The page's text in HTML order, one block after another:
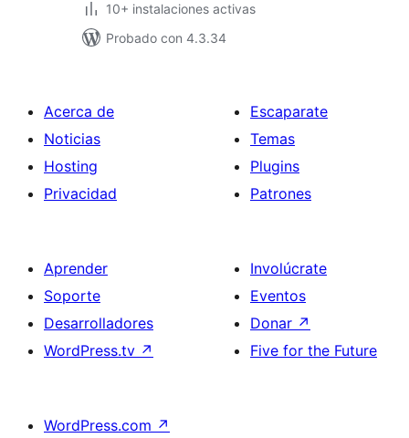
10+ instalaciones activas
Probado con 4.3.34
Acerca de
Noticias
Hosting
Privacidad
Escaparate
Temas
Plugins
Patrones
Aprender
Soporte
Desarrolladores
WordPress.tv ↗
Involúcrate
Eventos
Donar ↗
Five for the Future
WordPress.com ↗